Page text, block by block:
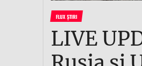
FLUX ȘTIRI
LIVE